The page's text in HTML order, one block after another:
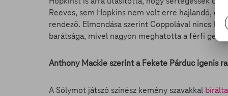
Reeves, sem Hopkins nem volt erre hajlandó, és
rendező. Elmondása szerint Coppolával nincs
barátsága, mivel nagyon meghatotta a férfi
Anthony Mackie szerint a Fekete Párduc igenis
A Sólymot játszó színész kemény szavakkal bírálta